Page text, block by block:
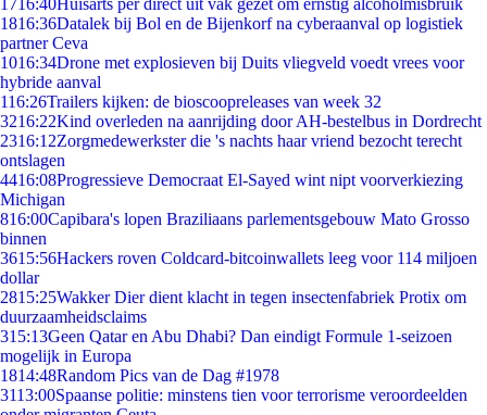
1716:40Huisarts per direct uit vak gezet om ernstig alcoholmisbruik
1816:36Datalek bij Bol en de Bijenkorf na cyberaanval op logistiek
partner Ceva
1016:34Drone met explosieven bij Duits vliegveld voedt vrees voor
hybride aanval
116:26Trailers kijken: de bioscoopreleases van week 32
3216:22Kind overleden na aanrijding door AH-bestelbus in Dordrecht
2316:12Zorgmedewerkster die 's nachts haar vriend bezocht terecht
ontslagen
4416:08Progressieve Democraat El-Sayed wint nipt voorverkiezing
Michigan
816:00Capibara's lopen Braziliaans parlementsgebouw Mato Grosso
binnen
3615:56Hackers roven Coldcard-bitcoinwallets leeg voor 114 miljoen
dollar
2815:25Wakker Dier dient klacht in tegen insectenfabriek Protix om
duurzaamheidsclaims
315:13Geen Qatar en Abu Dhabi? Dan eindigt Formule 1-seizoen
mogelijk in Europa
1814:48Random Pics van de Dag #1978
3113:00Spaanse politie: minstens tien voor terrorisme veroordeelden